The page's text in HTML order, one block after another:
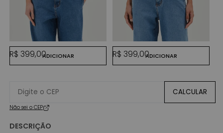
KAKI
Preço normal
R$ 399,00ADICIONAR OFF WHITE
Preço normal
R$ 399,00ADICIONAR
CALCULAR
Não sei o CEP
DESCRIÇÃO